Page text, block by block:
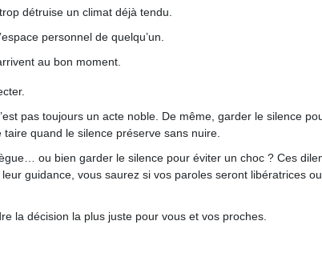
détruise un climat déjà tendu.
personnel de quelqu’un.
au bon moment.
pas toujours un acte noble. De même, garder le silence
quand le silence préserve sans nuire.
ou bien garder le silence pour éviter un choc ? Ces
guidance, vous saurez si vos paroles seront libératrices
la décision la plus juste pour vous et vos proches.